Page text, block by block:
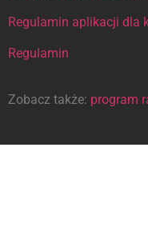
Regulamin aplikacji dla
Regulamin
Zobacz także: program